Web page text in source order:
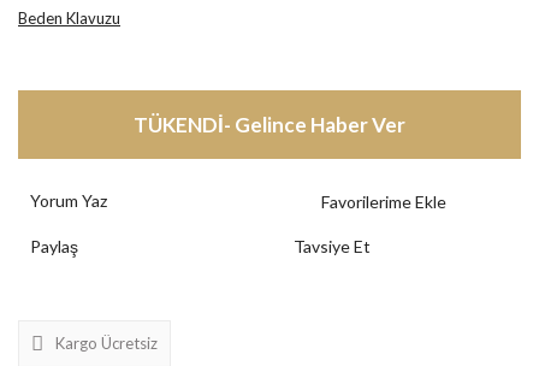
Beden Klavuzu
TÜKENDİ- Gelince Haber Ver
Yorum Yaz
Paylaş Tavsiye Et
Kargo Ücretsiz